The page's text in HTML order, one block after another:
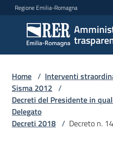
Vai al contenuto
Vai alla navigazione
Vai al footer
Regione Emilia-Romagna
trasparente
Sottosezioni
Accesso
Home / Interventi
Sisma 2012 /
Decreti del Presidente in
Delegato
Decreti 2018 / Decreto n.